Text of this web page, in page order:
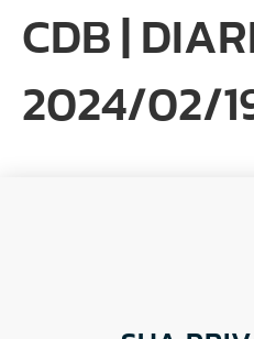
CDB |
2024/02/